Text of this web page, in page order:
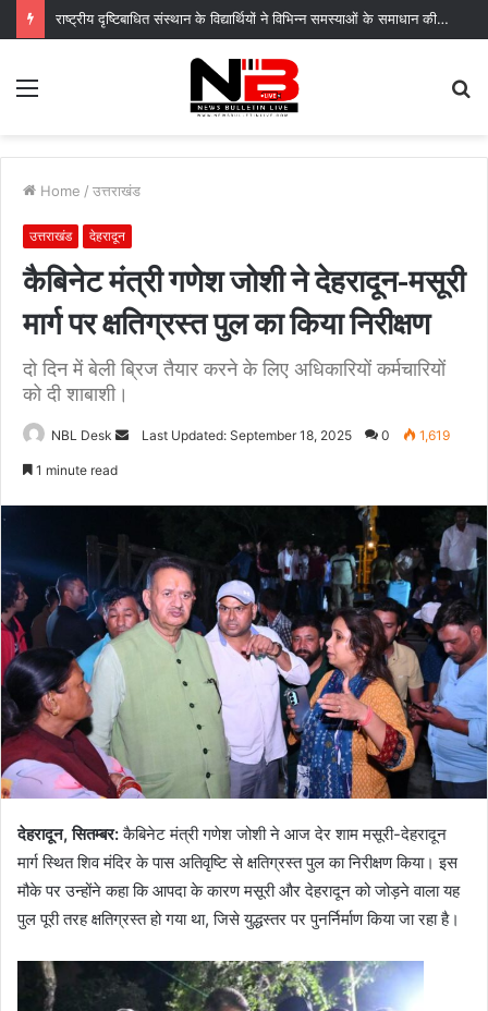
राष्ट्रीय दृष्टिबाधित संस्थान के विद्यार्थियों ने विभिन्न समस्याओं के समाधान की उठाई मांग
Menu
Home / उत्तराखंड
उत्तराखंड देहरादून
कैबिनेट मंत्री गणेश जोशी ने देहरादून-मसूरी
मार्ग पर क्षतिग्रस्त पुल का किया निरीक्षण
दो दिन में बेली ब्रिज तैयार करने के लिए अधिकारियों कर्मचारियों
को दी शाबाशी।
NBL Desk
SendLast Updated: September 18, 2025 0 1,619
1 minute read
देहरादून, सितम्बर:कैबिनेट मंत्री गणेश जोशी ने आज देर शाम मसूरी-देहरादून
मार्ग स्थित शिव मंदिर के पास अतिवृष्टि से क्षतिग्रस्त पुल का निरीक्षण किया। इस
मौके पर उन्होंने कहा कि आपदा के कारण मसूरी और देहरादून को जोड़ने वाला यह
पुल पूरी तरह क्षतिग्रस्त हो गया था, जिसे युद्धस्तर पर पुनर्निर्माण किया जा रहा है।